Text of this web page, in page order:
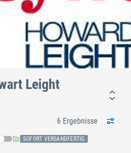
Leight
6 Ergebnisse
SOFORT VERSANDFERTIG